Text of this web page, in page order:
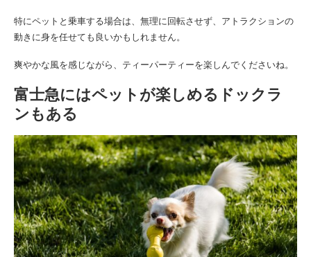
特にペットと乗車する場合は、無理に回転させず、アトラクションの
動きに身を任せても良いかもしれません。
爽やかな風を感じながら、ティーパーティーを楽しんでくださいね。
富士急にはペットが楽しめるドックラ
ンもある